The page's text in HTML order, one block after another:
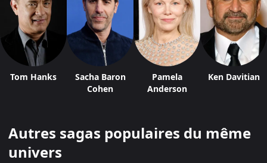
Tom Hanks
Sacha Baron
Cohen
Pamela
Anderson
Ken Davitian
Autres sagas populaires du même
univers